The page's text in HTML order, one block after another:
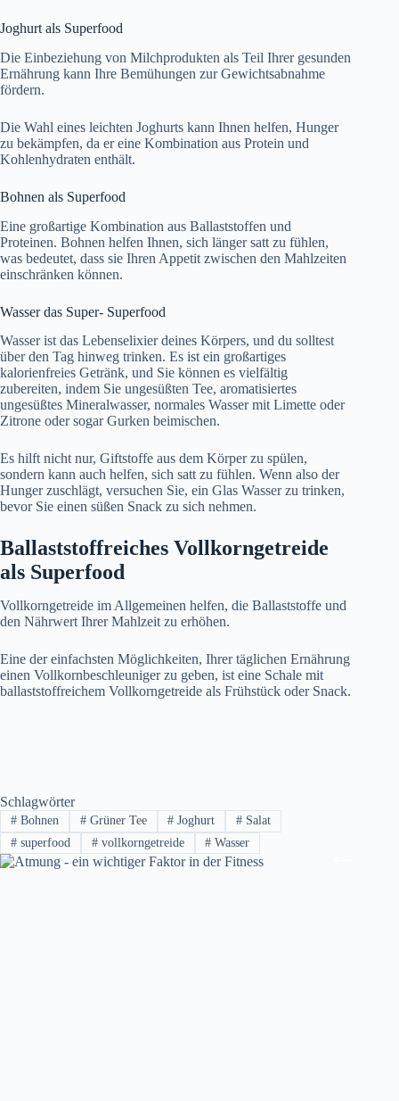
Joghurt als Superfood
Die Einbeziehung von Milchprodukten als Teil Ihrer gesunden
Ernährung kann Ihre Bemühungen zur Gewichtsabnahme
fördern.
Die Wahl eines leichten Joghurts kann Ihnen helfen, Hunger
zu bekämpfen, da er eine Kombination aus Protein und
Kohlenhydraten enthält.
Bohnen als Superfood
Eine großartige Kombination aus Ballaststoffen und
Proteinen. Bohnen helfen Ihnen, sich länger satt zu fühlen,
was bedeutet, dass sie Ihren Appetit zwischen den Mahlzeiten
einschränken können.
Wasser das Super- Superfood
Wasser ist das Lebenselixier deines Körpers, und du solltest
über den Tag hinweg trinken. Es ist ein großartiges
kalorienfreies Getränk, und Sie können es vielfältig
zubereiten, indem Sie ungesüßten Tee, aromatisiertes
ungesüßtes Mineralwasser, normales Wasser mit Limette oder
Zitrone oder sogar Gurken beimischen.
Es hilft nicht nur, Giftstoffe aus dem Körper zu spülen,
sondern kann auch helfen, sich satt zu fühlen. Wenn also der
Hunger zuschlägt, versuchen Sie, ein Glas Wasser zu trinken,
bevor Sie einen süßen Snack zu sich nehmen.
Ballaststoffreiches Vollkorngetreide
als Superfood
Vollkorngetreide im Allgemeinen helfen, die Ballaststoffe und
den Nährwert Ihrer Mahlzeit zu erhöhen.
Eine der einfachsten Möglichkeiten, Ihrer täglichen Ernährung
einen Vollkornbeschleuniger zu geben, ist eine Schale mit
ballaststoffreichem Vollkorngetreide als Frühstück oder Snack.
Schlagwörter
#Bohnen #Grüner Tee # Joghurt # Salat
#superfood #vollkorngetreide # Wasser